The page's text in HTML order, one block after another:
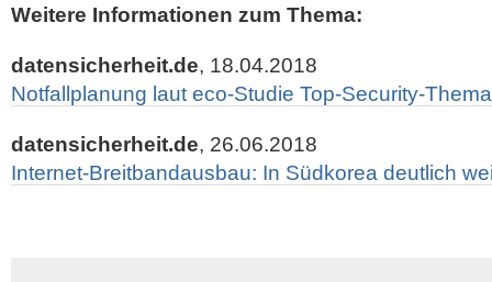
Weitere Informationen zum Thema:
datensicherheit.de, 18.04.2018
Notfallplanung laut eco-Studie Top-Security-
datensicherheit.de, 26.06.2018
Internet-Breitbandausbau: In Südkorea deutlich